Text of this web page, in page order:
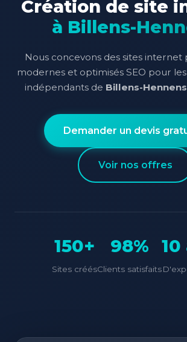
Création de site
à Billens-
Nous concevons des sites
modernes et optimisés SEO pour
indépendants de Billens-Hennens
Demander un devis
Voir nos offres
150+
Sites créés
98%
Clients satisfaits
10